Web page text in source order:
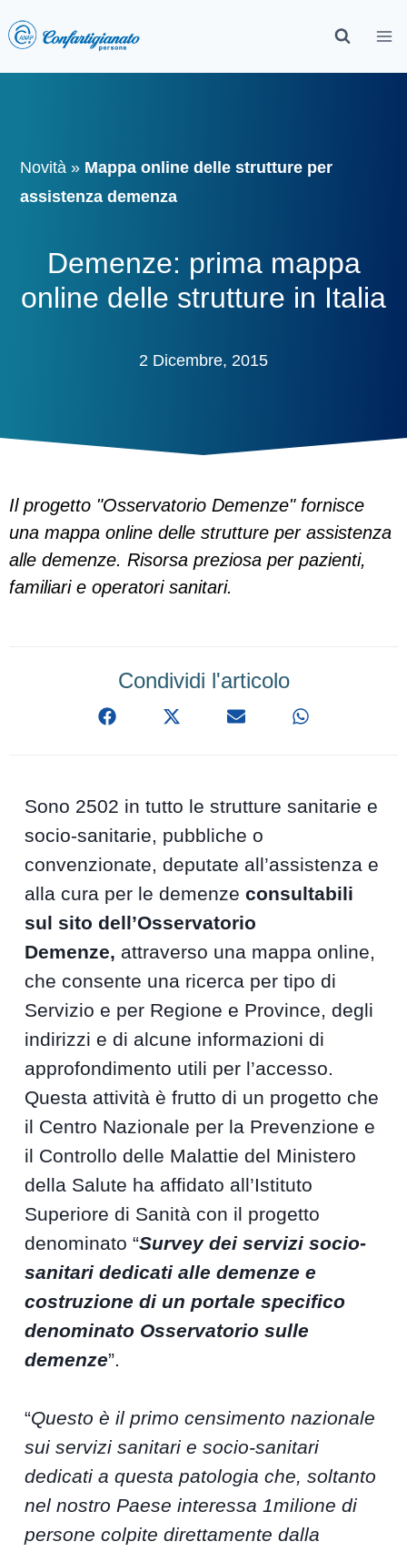
Novità » Mappa online delle strutture per
assistenza demenza
Demenze: prima mappa
online delle strutture in Italia
2 Dicembre, 2015
Il progetto "Osservatorio Demenze" fornisce
una mappa online delle strutture per assistenza
alle demenze. Risorsa preziosa per pazienti,
familiari e operatori sanitari.
Condividi l'articolo
Sono 2502 in tutto le strutture sanitarie e
socio-sanitarie, pubbliche o
convenzionate, deputate all’assistenza e
alla cura per le demenzeconsultabili
sul sito dell’Osservatorio
Demenze, attraverso una mappa online,
che consente una ricerca per tipo di
Servizio e per Regione e Province, degli
indirizzi e di alcune informazioni di
approfondimento utili per l’accesso.
Questa attività è frutto di un progetto che
il Centro Nazionale per la Prevenzione e
il Controllo delle Malattie del Ministero
della Salute ha affidato all’Istituto
Superiore di Sanità con il progetto
denominato “Survey dei servizi socio-
sanitari dedicati alle demenze e
costruzione di un portale specifico
denominato Osservatorio sulle
demenze”.
“Questo è il primo censimento nazionale
sui servizi sanitari e socio-sanitari
dedicati a questa patologia che, soltanto
nel nostro Paese interessa 1milione di
persone colpite direttamente dalla